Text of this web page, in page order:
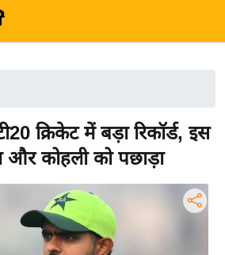
क्रिकेट में बड़ा रिकॉर्ड, इस
और कोहली को पछाड़ा